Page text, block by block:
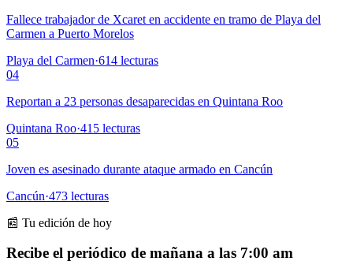
Fallece trabajador de Xcaret en accidente en tramo de Playa del
Carmen a Puerto Morelos
Playa del Carmen·614 lecturas
04
Reportan a 23 personas desaparecidas en Quintana Roo
Quintana Roo·415 lecturas
05
Joven es asesinado durante ataque armado en Cancún
Cancún·473 lecturas
📰 Tu edición de hoy
Recibe el periódico de mañana a las 7:00 am